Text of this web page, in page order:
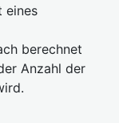
eines
berechnet
Anzahl der